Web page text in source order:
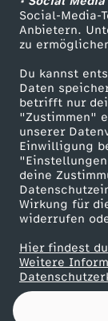
Social-Media-
Anbietern.
zu
Du kannst
Daten
betrifft nur
"Zustimmen"
unserer
Einwilligung
deine
Wirkung für
widerrufen
Hier findest
Weitere
r
h
a
b
e
n
w
i
ZDF Unternehmen
Karriere
ZDF goes Schule
Werbefernsehen
Mainzelmännchen
Partner